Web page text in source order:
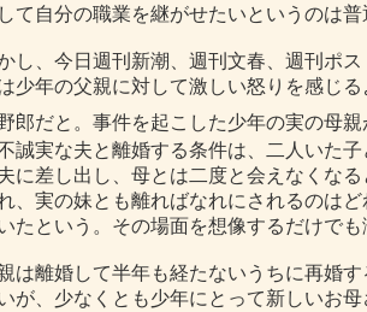
て自分の職業を継がせたいというのは
し、今日週刊新潮、週刊文春、週刊ポ
少年の父親に対して激しい怒りを感じ
郎だと。事件を起こした少年の実の母
誠実な夫と離婚する条件は、二人いた
に差し出し、母とは二度と会えなくな
、実の妹とも離ればなれにされるのは
たという。その場面を想像するだけで
は離婚して半年も経たないうちに再婚
が、少なくとも少年にとって新しいお